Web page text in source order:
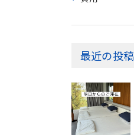
最近の投稿